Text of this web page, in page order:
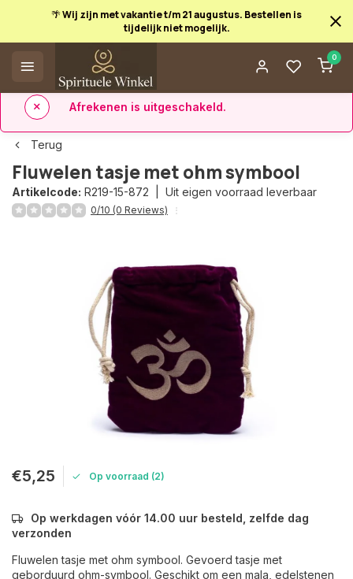
🌴 Wij zijn met vakantie t/m 21 augustus. Bestellen is
tijdelijk niet mogelijk.
0
✅ 14 dagen retourrecht ✅ Direct uit eigen voorraad leverbaar
Afrekenen is uitgeschakeld.
Terug
Fluwelen tasje met ohm symbool
Artikelcode: R219-15-872 | Uit eigen voorraad leverbaar
0/10 (0 Reviews)
€5,25 Op voorraad (2)
Op werkdagen vóór 14.00 uur besteld, zelfde dag
verzonden
Fluwelen tasje met ohm symbool. Gevoerd tasje met
geborduurd ohm-symbool. Geschikt om een mala, edelstenen